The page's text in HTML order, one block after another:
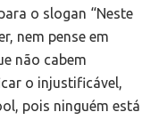
o slogan “Neste
nem pense em
não cabem
o injustificável,
pois ninguém está